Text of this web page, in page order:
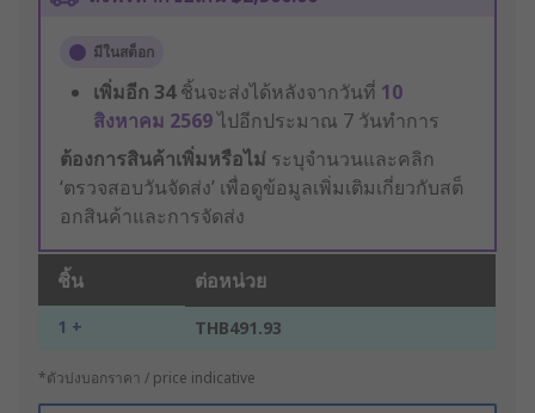
มีในสต็อก
เพิ่มอีก 34ชิ้นจะส่งได้หลังจากวันที่ 10
สิงหาคม 2569ไปอีกประมาณ 7 วันทำการ
ต้องการสินค้าเพิ่มหรือไม่ ระบุจำนวนและคลิก
‘ตรวจสอบวันจัดส่ง’ เพื่อดูข้อมูลเพิ่มเติมเกี่ยวกับสต็
อกสินค้าและการจัดส่ง
ชิ้น ต่อหน่วย
1 + THB491.93
*ตัวบ่งบอกราคา / price indicative